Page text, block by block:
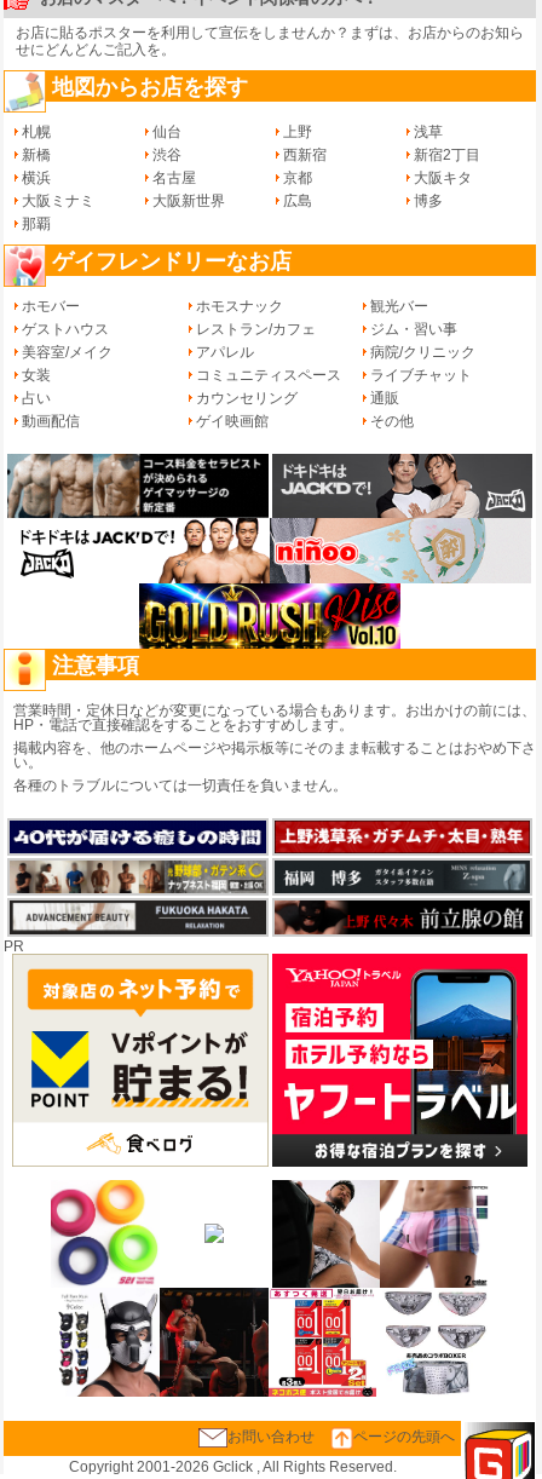
お店に貼るポスターを利用して宣伝をしませんか？まずは、 お店からのお知ら
せにどんどんご記入を。
地図からお店を探す
札幌 仙台 上野
浅草
新橋
渋谷 西新宿
新宿2丁目
横浜
名古屋 京都
大阪キタ
大阪ミナミ
大阪新世界 広島
博多
那覇
ゲイフレンドリーなお店
ホモバー ホモスナック
観光バー
ゲストハウス
レストラン/カフェ
ジム・習い事
美容室/メイク
アパレル
病院/クリニック
女装
コミュニティスペース
ライブチャット
占い
カウンセリング
通販
動画配信
ゲイ映画館 その他
注意事項
営業時間・定休日などが変更になっている場合もあります。お出かけの前には、
HP・電話で直接確認をすることをおすすめします。
掲載内容を、他のホームページや掲示板等にそのまま転載することはおやめ下さ
い。
各種のトラブルについては一切責任を負いません。
PR
お問い合わせ
ページの先頭へ
Copyright 2001-2026 Gclick , All Rights Reserved.